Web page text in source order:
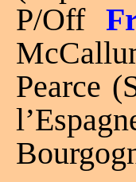
P/Off
Pearce